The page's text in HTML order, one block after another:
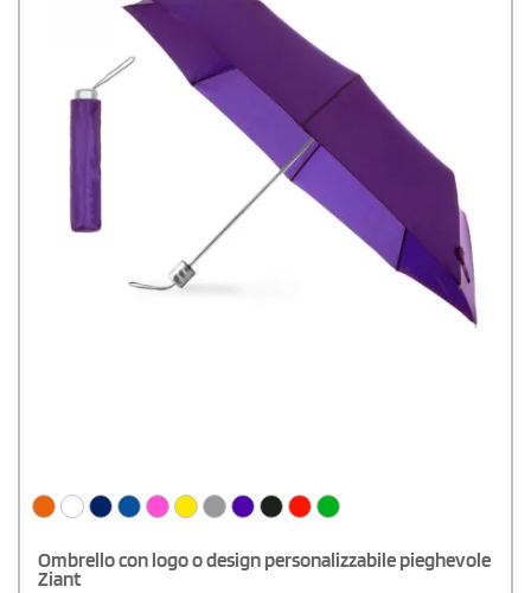
Ombrello con logo o design personalizzabile pieghevole
Ziant